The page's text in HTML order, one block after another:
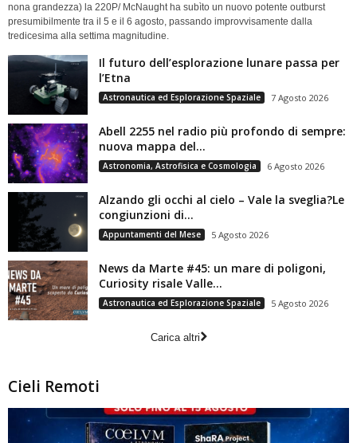
nona grandezza) la 220P/ McNaught ha subìto un nuovo potente outburst
presumibilmente tra il 5 e il 6 agosto, passando improvvisamente dalla
tredicesima alla settima magnitudine.
Il futuro dell’esplorazione lunare passa per
l’Etna
Astronautica ed Esplorazione Spaziale 7 Agosto 2026
Abell 2255 nel radio più profondo di sempre:
nuova mappa del...
Astronomia, Astrofisica e Cosmologia 6 Agosto 2026
Alzando gli occhi al cielo – Vale la sveglia?Le
congiunzioni di...
Appuntamenti del Mese 5 Agosto 2026
News da Marte #45: un mare di poligoni,
Curiosity risale Valle...
Astronautica ed Esplorazione Spaziale 5 Agosto 2026
Carica altri
Cieli Remoti